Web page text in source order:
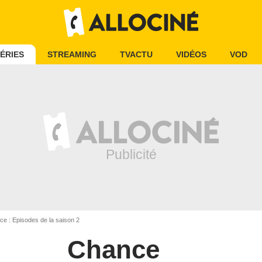
STREAMING TVACTU VIDÉOS VOD
: Episodes de la saison 2
Chance